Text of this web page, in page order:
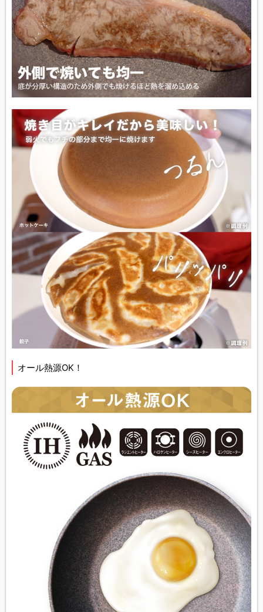
オール熱源OK！